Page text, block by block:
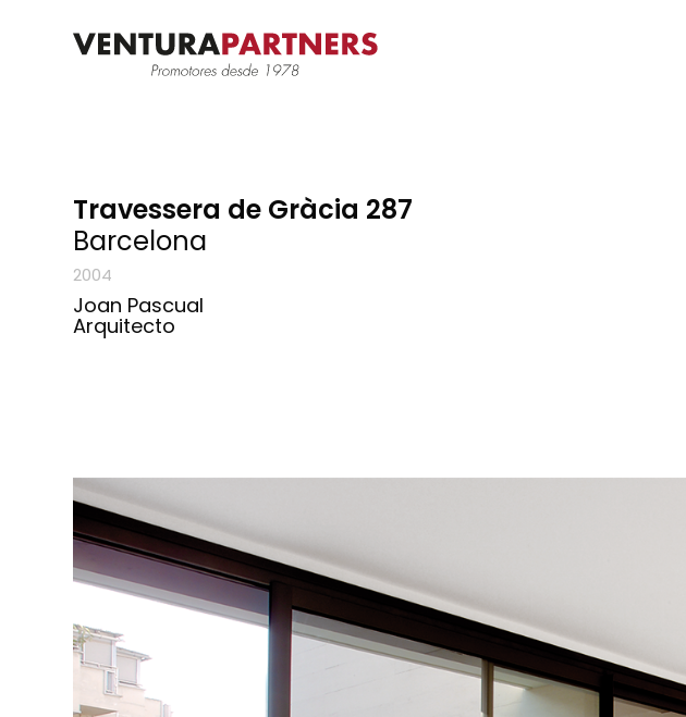
Travessera de Gràcia 287
Barcelona
2004
Joan Pascual
Arquitecto